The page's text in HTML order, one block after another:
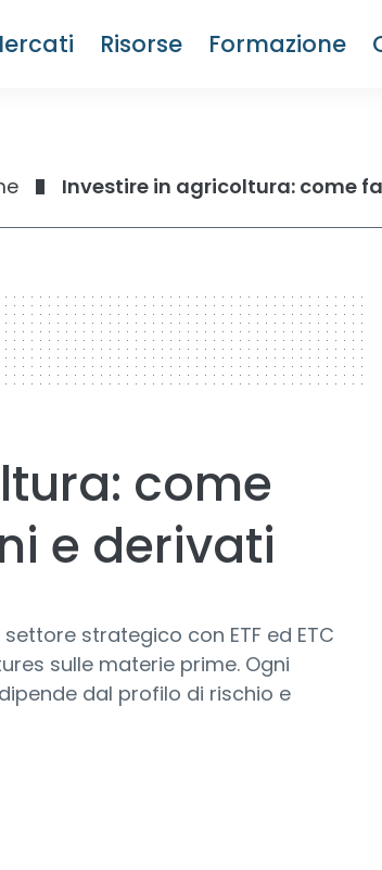
Risorse Formazione
Investire in agricoltura: come
come
e derivati
strategico con ETF ed ETC
sulle materie prime. Ogni
dal profilo di rischio e